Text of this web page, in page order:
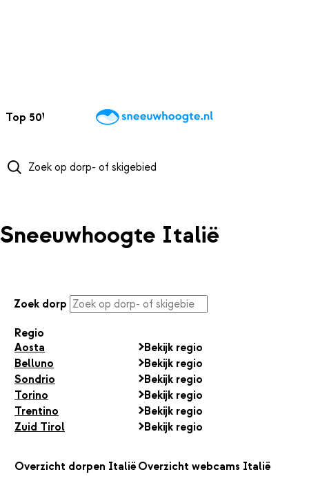
Top 50Webcams WintersportweerKaarten
Sneeuwhoogte Italië
Zoek dorp
Regio
Aosta
Bekijk regio
Belluno
Bekijk regio
Sondrio
Bekijk regio
Torino
Bekijk regio
Trentino
Bekijk regio
Zuid Tirol
Bekijk regio
Overzicht dorpen ItaliëOverzicht webcams Italië